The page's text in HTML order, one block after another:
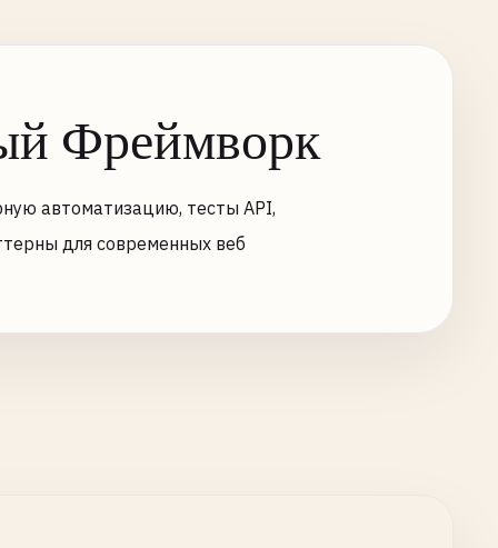
Фреймворк
автоматизацию, тесты API,
для современных веб